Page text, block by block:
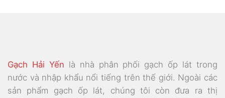
Gạch Hải Yến là nhà phân phối gạch ốp lát trong
nước và nhập khẩu nổi tiếng trên thế giới. Ngoài các
sản phẩm gạch ốp lát, chúng tôi còn đưa ra thị